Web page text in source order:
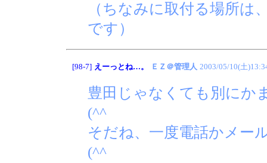
（ちなみに取付る場所は
です）
[98-7] えーっとね…。 ＥＺ＠管理人 2003/05/10(土
豊田じゃなくても別にか
(^^ゞ
そだね、一度電話かメー
(^^ゞ